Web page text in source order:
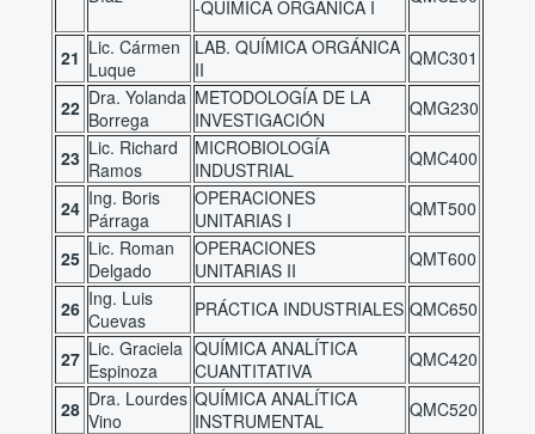
-QUÍMICA ORGÁNICA I
21 Lic. Cármen
Luque
LAB. QUÍMICA ORGÁNICA
II
QMC301
22 Dra. Yolanda
Borrega
METODOLOGÍA DE LA
INVESTIGACIÓN
QMG230
23 Lic. Richard
Ramos
MICROBIOLOGÍA
INDUSTRIAL
QMC400
24 Ing. Boris
Párraga
OPERACIONES
UNITARIAS I
QMT500
25 Lic. Roman
Delgado
OPERACIONES
UNITARIAS II
QMT600
26 Ing. Luis
Cuevas
PRÁCTICA INDUSTRIALES QMC650
27 Lic. Graciela
Espinoza
QUÍMICA ANALÍTICA
CUANTITATIVA
QMC420
28 Dra. Lourdes
Vino
QUÍMICA ANALÍTICA
INSTRUMENTAL
QMC520